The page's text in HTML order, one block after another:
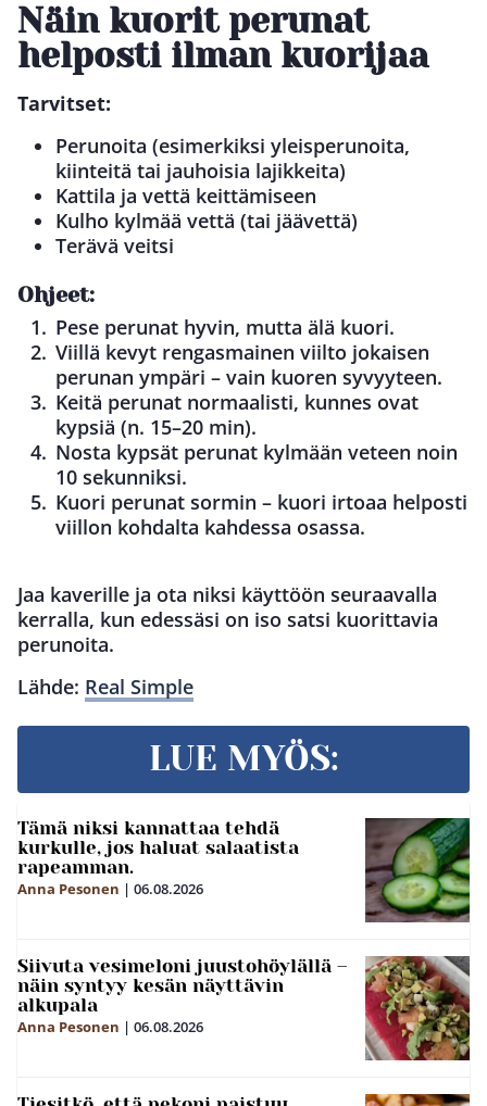
Näin kuorit perunat
helposti ilman kuorijaa
Tarvitset:
Perunoita (esimerkiksi yleisperunoita,
kiinteitä tai jauhoisia lajikkeita)
Kattila ja vettä keittämiseen
Kulho kylmää vettä (tai jäävettä)
Terävä veitsi
Ohjeet:
Pese perunat hyvin, mutta älä kuori.
Viillä kevyt rengasmainen viilto jokaisen
perunan ympäri – vain kuoren syvyyteen.
Keitä perunat normaalisti, kunnes ovat
kypsiä (n. 15–20 min).
Nosta kypsät perunat kylmään veteen noin
10 sekunniksi.
Kuori perunat sormin – kuori irtoaa helposti
viillon kohdalta kahdessa osassa.
Jaa kaverille ja ota niksi käyttöön seuraavalla
kerralla, kun edessäsi on iso satsi kuorittavia
perunoita.
Lähde: Real Simple
LUE MYÖS:
Tämä niksi kannattaa tehdä
kurkulle, jos haluat salaatista
rapeamman.
Anna Pesonen | 06.08.2026
Siivuta vesimeloni juustohöylällä –
näin syntyy kesän näyttävin
alkupala
Anna Pesonen | 06.08.2026